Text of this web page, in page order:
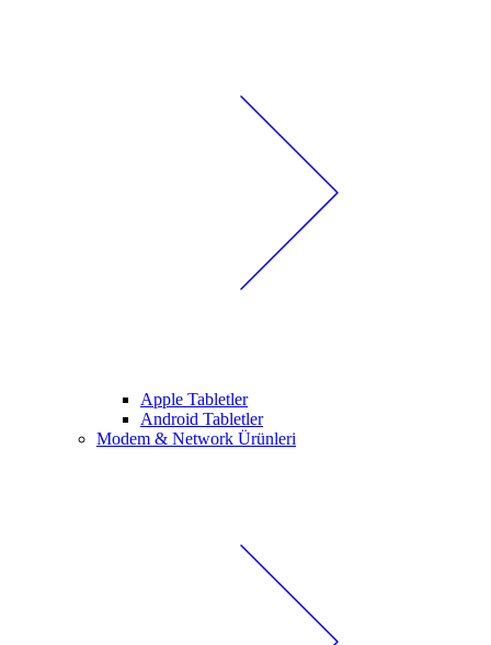
Apple Tabletler
Android Tabletler
Modem & Network Ürünleri